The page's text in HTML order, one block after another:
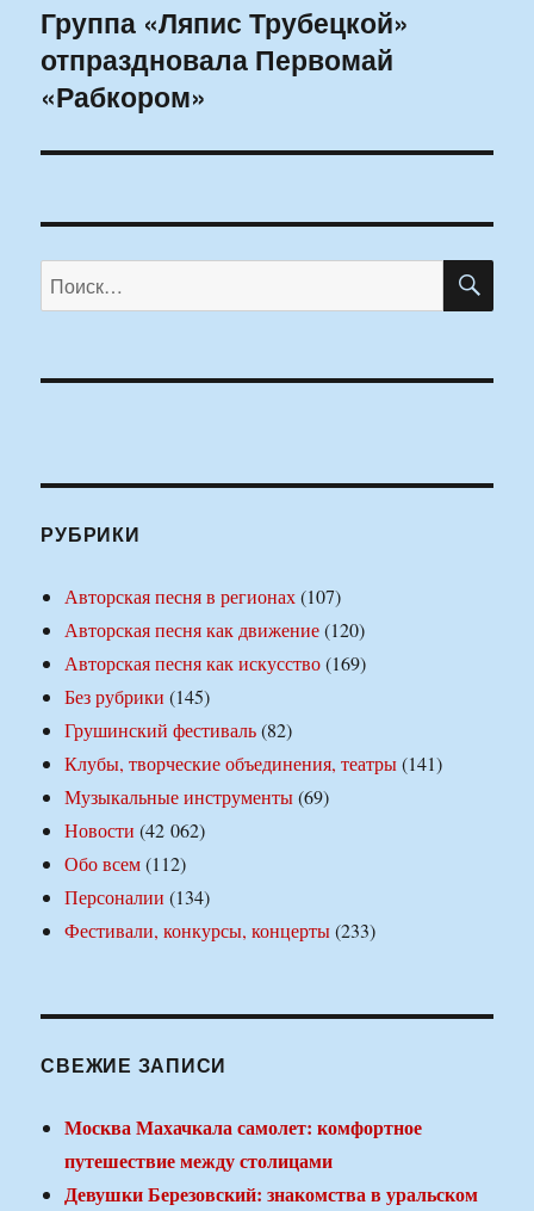
Следующая
запись:
Группа «Ляпис Трубецкой»
отпраздновала Первомай
«Рабкором»
Искать:
РУБРИКИ
Авторская песня в регионах(107)
Авторская песня как движение(120)
Авторская песня как искусство(169)
Без рубрики (145)
Грушинский фестиваль(82)
Клубы, творческие объединения, театры(141)
Музыкальные инструменты(69)
Новости (42 062)
Обо всем(112)
Персоналии (134)
Фестивали, конкурсы, концерты(233)
СВЕЖИЕ ЗАПИСИ
Москва Махачкала самолет: комфортное
путешествие между столицами
Девушки Березовский: знакомства в уральском